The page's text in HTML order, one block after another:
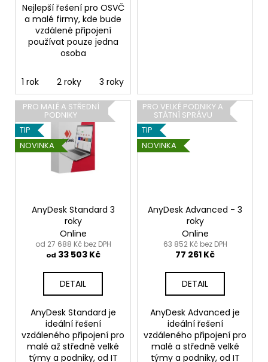
Nejlepší řešení pro OSVČ
a malé firmy, kde bude
vzdálené připojení
používat pouze jedna
osoba
1 rok 2 roky 3 roky
PRO MALÉ A STŘEDNÍ
PODNIKY
TIP
NOVINKA
AnyDesk Standard 3
roky
Online
od 27 688 Kč bez DPH
od 33 503 Kč
DETAIL
AnyDesk Standard je
ideální řešení
vzdáleného připojení pro
malé až středně velké
týmy a podniky, od IT
PRO VELKÉ PODNIKY A
STÁTNÍ SPRÁVU
TIP
NOVINKA
AnyDesk Advanced - 3
roky
Online
63 852 Kč bez DPH
77 261 Kč
DETAIL
AnyDesk Advanced je
ideální řešení
vzdáleného připojení pro
malé a středně velké
týmy a podniky, od IT
NEOMEZENÝ
POČET
UŽIVATELŮ,
ROK
Kč